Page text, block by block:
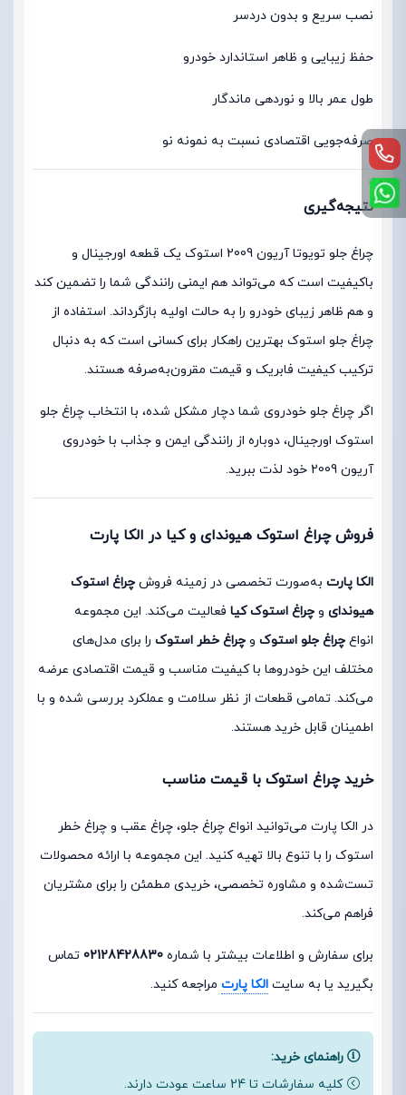
نصب سریع و بدون دردسر
حفظ زیبایی و ظاهر استاندارد خودرو
طول عمر بالا و نوردهی ماندگار
صرفه‌جویی اقتصادی نسبت به نمونه نو
نتیجه‌گیری
چراغ جلو تویوتا آریون 2009 استوک یک قطعه اورجینال و
باکیفیت است که می‌تواند هم ایمنی رانندگی شما را تضمین کند
و هم ظاهر زیبای خودرو را به حالت اولیه بازگرداند. استفاده از
چراغ جلو استوک بهترین راهکار برای کسانی است که به دنبال
ترکیب کیفیت فابریک و قیمت مقرون‌به‌صرفه هستند.
اگر چراغ جلو خودروی شما دچار مشکل شده، با انتخاب چراغ جلو
استوک اورجینال، دوباره از رانندگی ایمن و جذاب با خودروی
آریون 2009 خود لذت ببرید.
فروش چراغ استوک هیوندای و کیا در الکا پارت
الکا پارت به‌صورت تخصصی در زمینه فروش چراغ استوک
هیوندای و چراغ استوک کیا فعالیت می‌کند. این مجموعه
انواع چراغ جلو استوک و چراغ خطر استوک را برای مدل‌های
مختلف این خودروها با کیفیت مناسب و قیمت اقتصادی عرضه
می‌کند. تمامی قطعات از نظر سلامت و عملکرد بررسی شده و با
اطمینان قابل خرید هستند.
خرید چراغ استوک با قیمت مناسب
در الکا پارت می‌توانید انواع چراغ جلو، چراغ عقب و چراغ خطر
استوک را با تنوع بالا تهیه کنید. این مجموعه با ارائه محصولات
تست‌شده و مشاوره تخصصی، خریدی مطمئن را برای مشتریان
فراهم می‌کند.
برای سفارش و اطلاعات بیشتر با شماره 02128428830 تماس
بگیرید یا به سایت الکا پارت مراجعه کنید.
راهنمای خرید:
کلیه سفارشات تا 24 ساعت عودت دارند.